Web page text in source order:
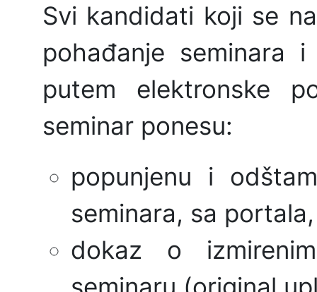
Svi kandidati koji se
pohađanje seminara
putem elektronske
seminar ponesu:
popunjenu i
seminara, sa portala,
dokaz o